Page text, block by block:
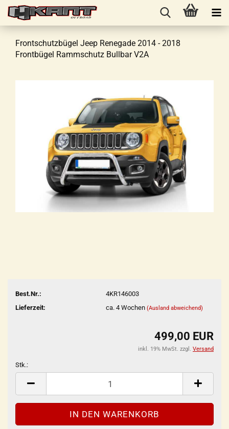
Frontschutzbügel Jeep Renegade 2014 - 2018
Frontbügel Rammschutz Bullbar V2A
Best.Nr.:
4KR146003
Lieferzeit:
ca. 4 Wochen (Ausland abweichend)
499,00 EUR
inkl. 19% MwSt. zzgl. Versand
Stk.:
Stk.